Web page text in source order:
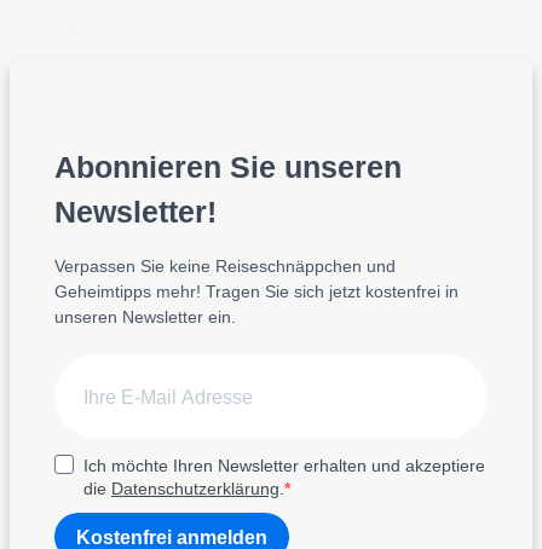
Abonnieren Sie unseren
Newsletter!
Verpassen Sie keine Reiseschnäppchen und
Geheimtipps mehr! Tragen Sie sich jetzt kostenfrei in
unseren Newsletter ein.
Ich möchte Ihren Newsletter erhalten und akzeptiere
die Datenschutzerklärung
Kostenfrei anmelden